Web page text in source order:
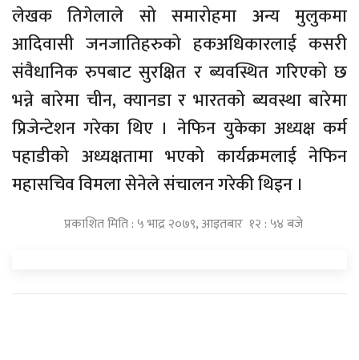
लेखक तिगेलाले सो समारोहमा अन्य मुलुकमा
आदिवासी जनजातिहरुको हकअधिकारलाई कसरी
संवैधानिक रुपबाट सुरक्षित र ब्यवस्थित गरिएको छ
भन्ने बारेमा चीन, क्यानडा र भारतको ब्यवस्था बारेमा
प्रिजेन्टेशन गरेका थिए । नेफिन युकेका अध्यक्ष कर्म
पहाडीको अध्यक्षतामा भएको कार्यक्रमलाई नेफिन
महासचिव विमला सेनेले संचालन गरेकी थिइन ।
प्रकाशित मिति : ५ भाद्र २०७९, आइतबार १२ : ५४ बजे